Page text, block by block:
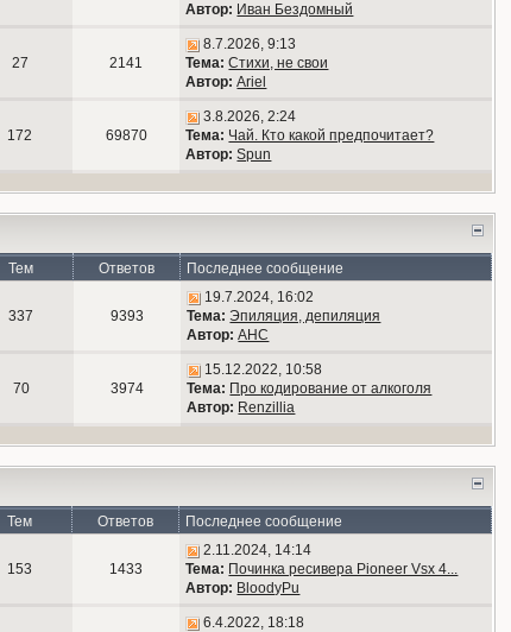
Автор: Иван Бездомный
27 2141
8.7.2026, 9:13
Тема: Стихи, не свои
Автор: Ariel
172 69870
3.8.2026, 2:24
Тема: Чай. Кто какой предпочитает?
Автор: Spun
Тем Ответов Последнее сообщение
337 9393
19.7.2024, 16:02
Тема: Эпиляция, депиляция
Автор: АНС
70 3974
15.12.2022, 10:58
Тема: Про кодирование от алкоголя
Автор: Renzillia
Тем Ответов Последнее сообщение
153 1433
2.11.2024, 14:14
Тема: Починка ресивера Pioneer Vsx 4...
Автор: BloodyPu
6.4.2022, 18:18